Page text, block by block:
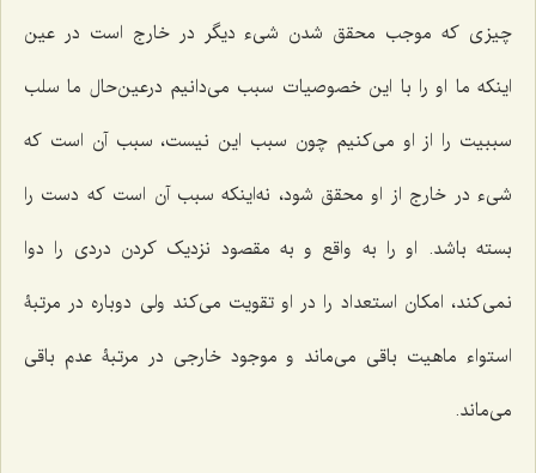
چیزی که موجب محقق شدن شیء دیگر در خارج است در عین
اینکه ما او را با این خصوصیات سبب می‌دانیم درعین‌حال ما سلب
سببیت را از او می‌کنیم چون سبب این نیست، سبب آن است که
شیء در خارج از او محقق شود، نه‌اینکه سبب آن است که دست را
بسته باشد. او را به واقع و به مقصود نزدیک کردن دردی را دوا
نمی‌کند، امکان استعداد را در او تقویت می‌کند ولی دوباره در مرتبۀ
استواء ماهیت باقی می‌ماند و موجود خارجی در مرتبۀ عدم باقی
می‌ماند.